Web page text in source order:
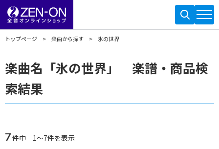
トップページ 楽曲から探す 氷の世界
楽曲名「氷の世界」 楽譜・商品検
索結果
7件中 1～7件を表示